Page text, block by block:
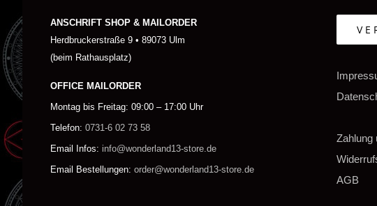
ANSCHRIFT SHOP & MAILORDER
Herdbruckerstraße 9 • 89073 Ulm
(beim Rathausplatz)
OFFICE MAILORDER
Montag bis Freitag: 09:00 – 17:00 Uhr
Telefon: 0731-6 02 73 58
Email Infos: info@wonderland13-store.de
Email Bestellungen: order@wonderland13-store.de
Zahlung
AGB